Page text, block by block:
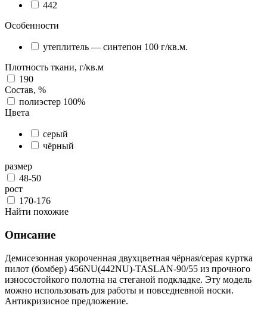
442
Особенности
утеплитель — синтепон 100 г/кв.м.
Плотность ткани, г/кв.м
190
Состав, %
полиэстер 100%
Цвета
серый
чёрный
размер
48-50
рост
170-176
Найти похожие
Описание
Демисезонная укороченная двухцветная чёрная/серая куртка
пилот (бомбер) 456NU(442NU)-TASLAN-90/55 из прочного
износостойкого полотна на стеганой подкладке. Эту модель
можно использовать для работы и повседневной носки.
Антикризисное предложение.